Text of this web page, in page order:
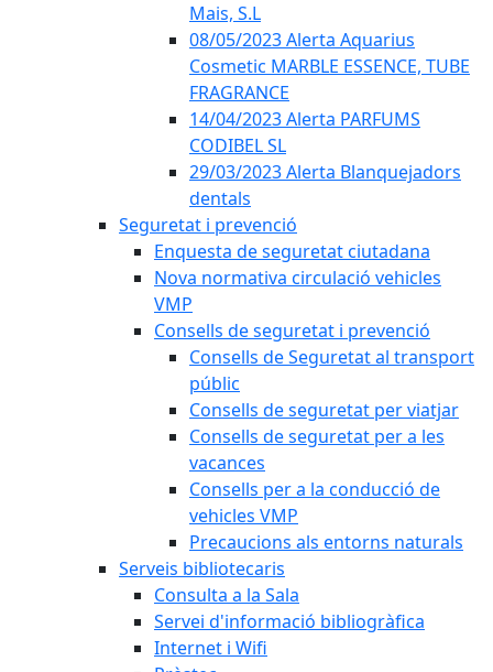
Mais, S.L
08/05/2023 Alerta Aquarius
Cosmetic MARBLE ESSENCE, TUBE
FRAGRANCE
14/04/2023 Alerta PARFUMS
CODIBEL SL
29/03/2023 Alerta Blanquejadors
dentals
Seguretat i prevenció
Enquesta de seguretat ciutadana
Nova normativa circulació vehicles
VMP
Consells de seguretat i prevenció
Consells de Seguretat al transport
públic
Consells de seguretat per viatjar
Consells de seguretat per a les
vacances
Consells per a la conducció de
vehicles VMP
Precaucions als entorns naturals
Serveis bibliotecaris
Consulta a la Sala
Servei d'informació bibliogràfica
Internet i Wifi